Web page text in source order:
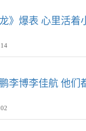
》爆表 心里活着
李博李佳航 他们